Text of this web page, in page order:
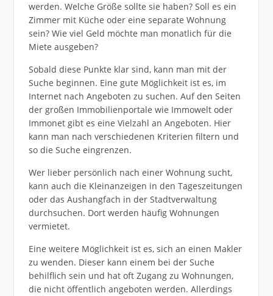
werden. Welche Größe sollte sie haben? Soll es ein
Zimmer mit Küche oder eine separate Wohnung
sein? Wie viel Geld möchte man monatlich für die
Miete ausgeben?
Sobald diese Punkte klar sind, kann man mit der
Suche beginnen. Eine gute Möglichkeit ist es, im
Internet nach Angeboten zu suchen. Auf den Seiten
der großen Immobilienportale wie Immowelt oder
Immonet gibt es eine Vielzahl an Angeboten. Hier
kann man nach verschiedenen Kriterien filtern und
so die Suche eingrenzen.
Wer lieber persönlich nach einer Wohnung sucht,
kann auch die Kleinanzeigen in den Tageszeitungen
oder das Aushangfach in der Stadtverwaltung
durchsuchen. Dort werden häufig Wohnungen
vermietet.
Eine weitere Möglichkeit ist es, sich an einen Makler
zu wenden. Dieser kann einem bei der Suche
behilflich sein und hat oft Zugang zu Wohnungen,
die nicht öffentlich angeboten werden. Allerdings